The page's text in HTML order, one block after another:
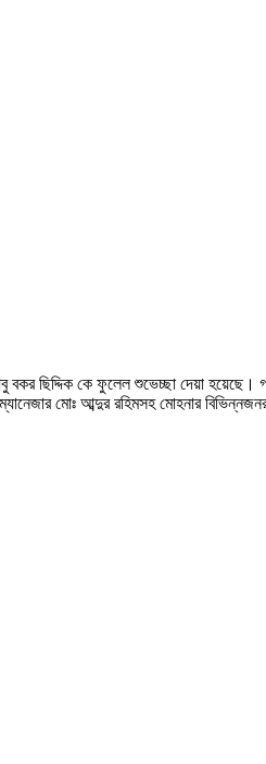
বকর ছিদ্দিক কে ফুলেল শুভেচ্ছা দেয়া
মোঃ আব্দুর রহিমসহ মোহনার